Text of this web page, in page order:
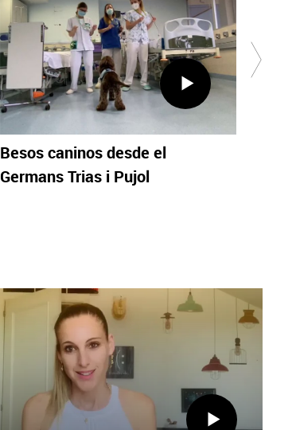
Besos caninos desde el
Germans Trias i Pujol